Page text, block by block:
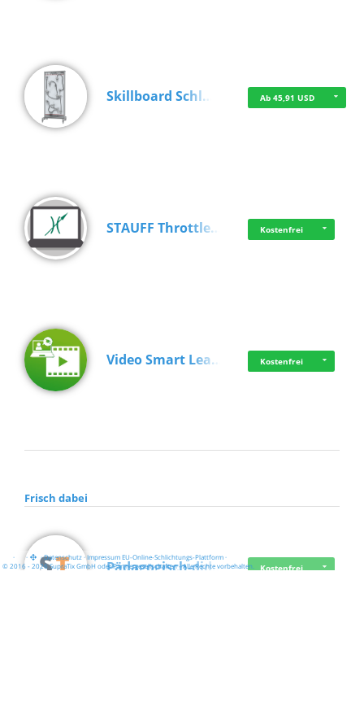
Skillboard Schl… Ab 45,91 USD
STAUFF Throttle… Kostenfrei
Video Smart Lea… Kostenfrei
Frisch dabei
Pädagogisch-did… Kostenfrei
· · ·Datenschutz·Impressum EU-Online-Schlichtungs-Plattform·
© 2016 - 2026 SupraTix GmbH oder Partnergesellschaften - Alle Rechte vorbehalten.